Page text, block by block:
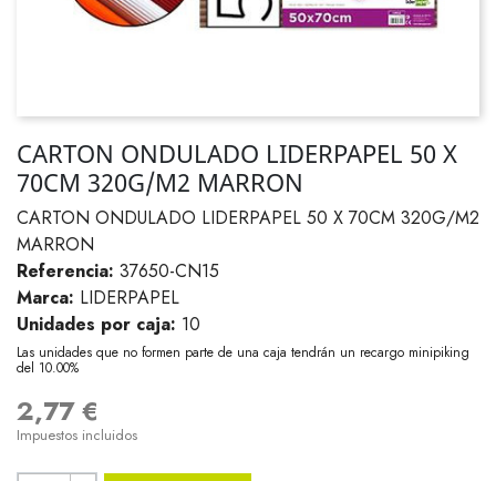
CARTON ONDULADO LIDERPAPEL 50 X
70CM 320G/M2 MARRON
CARTON ONDULADO LIDERPAPEL 50 X 70CM 320G/M2
MARRON
Referencia: 37650-CN15
Marca: LIDERPAPEL
Unidades por caja: 10
Las unidades que no formen parte de una caja tendrán un recargo minipiking
del 10.00%
2,77 €
Impuestos incluidos